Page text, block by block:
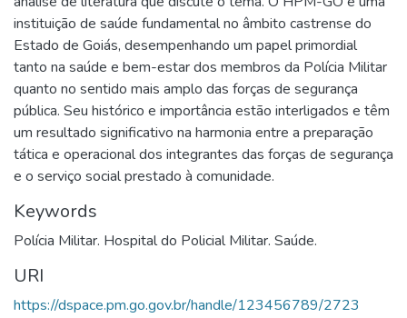
instituição de saúde fundamental no âmbito castrense do
Estado de Goiás, desempenhando um papel primordial
tanto na saúde e bem-estar dos membros da Polícia Militar
quanto no sentido mais amplo das forças de segurança
pública. Seu histórico e importância estão interligados e têm
um resultado significativo na harmonia entre a preparação
tática e operacional dos integrantes das forças de segurança
e o serviço social prestado à comunidade.
Keywords
Polícia Militar. Hospital do Policial Militar. Saúde.
URI
https://dspace.pm.go.gov.br/handle/123456789/2723